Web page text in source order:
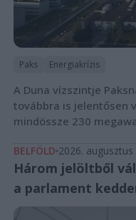
Paks Energiakrízis
A Duna vízszintje
továbbra is jelentősen
mindössze 230
BELFÖLD 2026. augusztus
Három jelöltből
a parlament